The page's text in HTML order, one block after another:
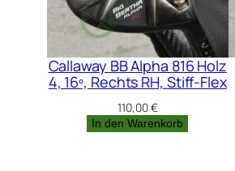
Callaway BB Alpha 816 Holz
4, 16º, Rechts RH, Stiff-Flex
110,00€
In den Warenkorb